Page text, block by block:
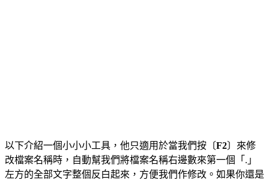
以下介紹一個小小小工具，他只適用於當我們按〔F2〕來修
改檔案名稱時，自動幫我們將檔案名稱右邊數來第一個「.」
左方的全部文字整個反白起來，方便我們作修改。如果你還是